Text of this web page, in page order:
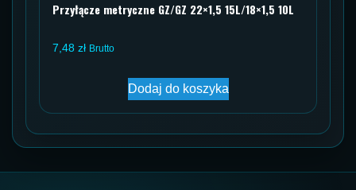
Przyłącze metryczne GZ/GZ 22×1,5 15L/18×1,5 10L
7,48 zł Brutto
Dodaj do koszyka